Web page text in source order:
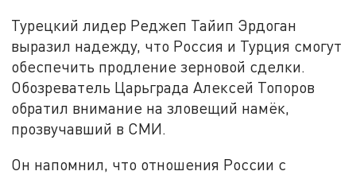
Турецкий лидер Реджеп Тайип Эрдоган
выразил надежду, что Россия и Турция смогут
обеспечить продление зерновой сделки.
Обозреватель Царьграда Алексей Топоров
обратил внимание на зловещий намёк,
прозвучавший в СМИ.
Он напомнил, что отношения России с